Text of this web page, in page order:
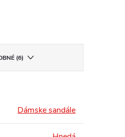
(6)
Dámske sandále